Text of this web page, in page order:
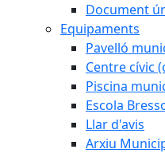
Document
Equipaments
Pavelló
Centre cívic
Piscina
Escola
Llar d'avis
Arxiu